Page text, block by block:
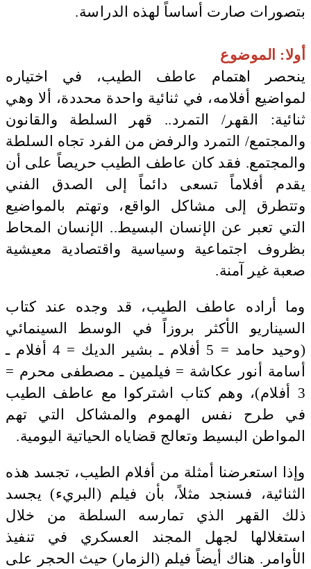
بتصورات صارت أساساً لهذه الدراسة.
أولا: الموضوع
ينحصر اهتمام عاطف الطيب، في اختياره
لمواضيع أفلامه، في ثنائية واحدة محددة، ألا وهي
ثنائية: القهر/ التمرد.. قهر السلطة والقانون
والمجتمع/ التمرد والرفض من الفرد تجاه السلطة
والمجتمع. فقد كان عاطف الطيب حريصاً على أن
يقدم أفلاماً تسعى دائماً إلى الصدق الفني
وتتطرق إلى مشاكل الواقع، وتهتم بالمواضيع
التي تعبر عن الإنسان البسيط.. الإنسان المحاط
بظروف اجتماعية وسياسية واقتصادية معيشية
صعبة غير آمنة.
وما أراده عاطف الطيب، قد وجده عند كتاب
السيناريو الأكثر بروزاً في الوسط السينمائي
(وحيد حامد = 5 أفلام ـ بشير الديك = 4 أفلام ـ
أسامة أنور عكاشة = فيلمين ـ مصطفى محرم =
3 أفلام)، وهم كتاب اشتركوا مع عاطف الطيب
في طرح نفس الهموم والمشاكل التي تهم
المواطن البسيط وتعالج قضاياه الحياتية اليومية.
وإذا استعرضنا أمثلة من أفلام الطيب، تجسد هذه
الثنائية، فسنجد مثلاً، بأن فيلم (البريء) يجسد
ذلك القهر الذي تمارسه السلطة من خلال
استغلالها لجهل المجند العسكري في تنفيذ
الأوامر. هناك أيضاً فيلم (الزمار) حيث الحجر على